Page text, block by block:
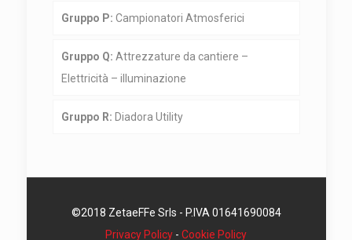
Gruppo P: Campionatori Atmosferici
Gruppo Q: Attrezzature da cantiere –
Elettricità – illuminazione
Gruppo R: Diadora Utility
©2018 ZetaeFFe Srls - P.IVA 01641690084
Privacy Policy - Cookie Policy